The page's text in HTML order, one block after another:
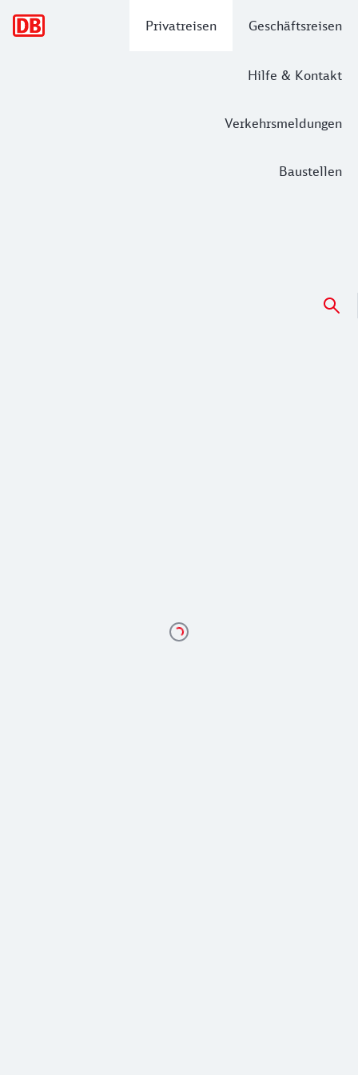
Privatreisen Geschäftsreisen
Hilfe & Kontakt
Verkehrsmeldungen
Baustellen